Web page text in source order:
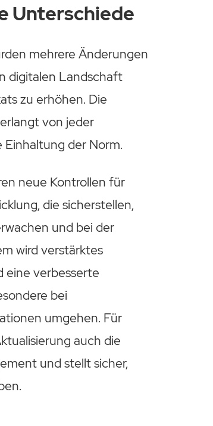
Unterschiede
mehrere Änderungen
digitalen Landschaft
zu erhöhen. Die
von jeder
Einhaltung der Norm.
neue Kontrollen für
die sicherstellen,
und bei der
wird verstärktes
eine verbesserte
bei
umgehen. Für
auch die
und stellt sicher,